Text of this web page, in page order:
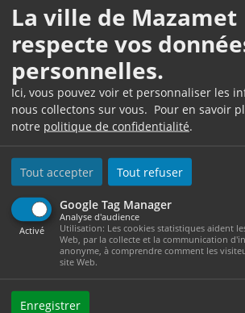
La ville de Mazamet
respecte vos
personnelles.
Ici, vous pouvez voir et personnaliser les
nous collectons sur vous. Pour en savoir
notre politique de confidentialité.
Tout accepter Tout refuser
Google Tag Manager
Activé
Analyse d'audience
Utilisation: Les cookies statistiques aident
Web, par la collecte et la communication
anonyme, à comprendre comment les
site Web.
Enregistrer
Questions ? Réponses !
Quelle scolarité pour un enfant
Établissement scolaire privé
quelles sont les règles ?
Et aussi
École primaire (maternelle et
Famille - Scolarité
Collège et lycée
Famille - Scolarité